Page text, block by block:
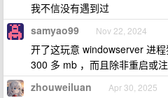
我不信没有遇到过
samyao99 Nov 22, 2024
开了这玩意 windowserver 进
300 多 mb ，而且除非重启或注
zhouweiluan Apr 30, 2025